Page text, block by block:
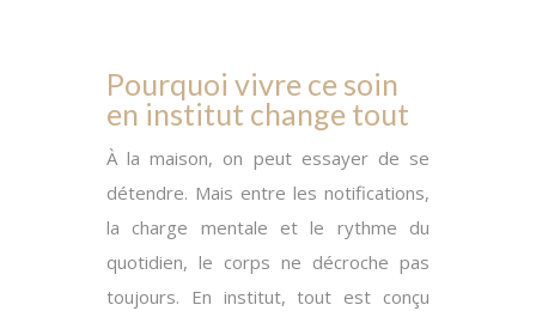
Pourquoi vivre ce soin
en institut change tout
À la maison, on peut essayer de se
détendre. Mais entre les notifications,
la charge mentale et le rythme du
quotidien, le corps ne décroche pas
toujours. En institut, tout est conçu